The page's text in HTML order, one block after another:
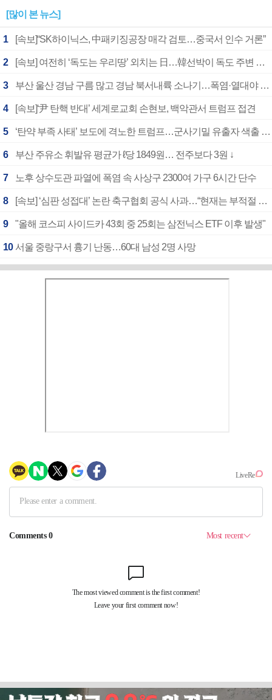
[많이 본 뉴스]
1 [속보]“SK하이닉스, 中패키징공장 매각 검토…중국서 인수 거론”
2 [속보] 여전히 ‘독도는 우리땅’ 외치는 日…韓선박이 독도 주변 해양조사 활동하자 반발
3 부산 울산 경남 구름 많고 경남 북서내륙 소나기…폭염·열대야 계속
4 [속보]‘尹 탄핵 반대’ 세계로교회 손현보, 백악관서 트럼프 접견
5 ‘탄약 부족 사태’ 보도에 격노한 트럼프…군사기밀 유출자 색출 지시
6 부산 주유소 휘발유 평균가 ℓ당 1849원… 전주보다 3원 ↓
7 노후 상수도관 파열에 폭염 속 사상구 2300여 가구 6시간 단수
8 [속보] ‘심판 성접대’ 논란 축구협회 공식 사과…“현재는 부적절 행위 없어”
9 "올해 코스피 사이드카 43회 중 25회는 삼전닉스 ETF 이후 발생"
10 서울 중랑구서 흉기 난동…60대 남성 2명 사망